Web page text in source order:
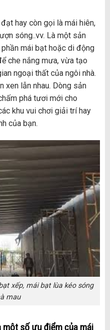
hay còn gọi là mái hiên,
sóng..vv. Là một sản
mái bạt hoặc di động
che nắng mưa, vừa tạo
ngoại thất của ngôi nhà.
xen lẫn nhau. Dòng sản
phá tươi mới cho
khu vui chơi giải trí hay
của bạn.
xếp, mái bạt lùa kéo sóng
mau
một số ưu điểm của mái